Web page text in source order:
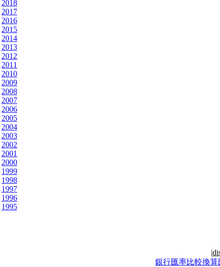
2018
2017
2016
2015
2014
2013
2012
2011
2010
2009
2008
2007
2006
2005
2004
2003
2002
2001
2000
1999
1998
1997
1996
1995
|
銀行匯率比較換算